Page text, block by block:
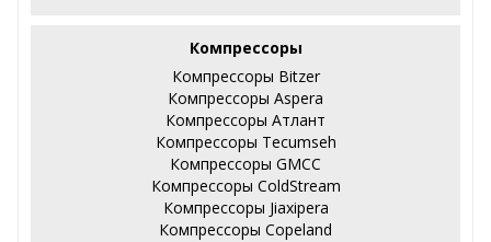
Компрессоры
Компрессоры Bitzer
Компрессоры Aspera
Компрессоры Атлант
Компрессоры Tecumseh
Компрессоры GMCC
Компрессоры ColdStream
Компрессоры Jiaxipera
Компрессоры Copeland